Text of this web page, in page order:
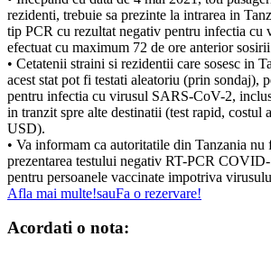
rezidenti, trebuie sa prezinte la intrarea in
tip PCR cu rezultat negativ pentru infectia
efectuat cu maximum 72 de ore anterior sosirii
• Cetatenii straini si rezidentii care sosesc in
acest stat pot fi testati aleatoriu (prin sondaj),
pentru infectia cu virusul SARS-CoV-2,
in tranzit spre alte destinatii (test rapid, costul
USD).
• Va informam ca autoritatile din Tanzania nu
prezentarea testului negativ RT-PCR
pentru persoanele vaccinate impotriva
Afla mai multe!sauFa o rezervare!
Acordati o nota: